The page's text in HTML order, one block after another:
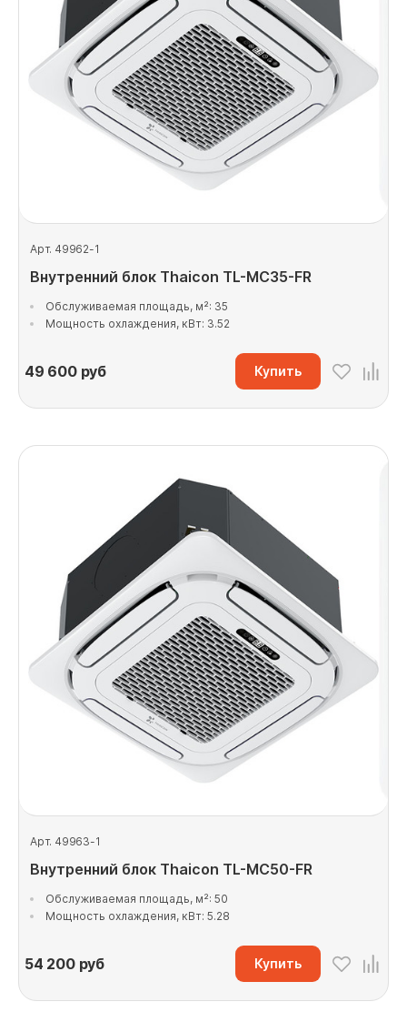
Арт. 49962-1
Внутренний блок Thaicon TL-MС35-FR
Обслуживаемая площадь, м²: 35
Мощность охлаждения, кВт: 3.52
49 600руб Купить
Арт. 49963-1
Внутренний блок Thaicon TL-MС50-FR
Обслуживаемая площадь, м²: 50
Мощность охлаждения, кВт: 5.28
54 200руб Купить